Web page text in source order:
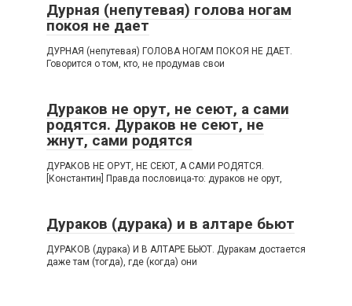
Дурная (непутевая) голова ногам
покоя не дает
ДУРНАЯ (непутевая) ГОЛОВА НОГАМ ПОКОЯ НЕ ДАЕТ.
Говорится о том, кто, не продумав свои
Дураков не орут, не сеют, а сами
родятся. Дураков не сеют, не
жнут, сами родятся
ДУРАКОВ НЕ ОРУТ, НЕ СЕЮТ, А САМИ РОДЯТСЯ.
[Константин] Правда пословица-то: дураков не орут,
Дураков (дурака) и в алтаре бьют
ДУРАКОВ (дурака) И В АЛТАРЕ БЬЮТ. Дуракам достается
даже там (тогда), где (когда) они